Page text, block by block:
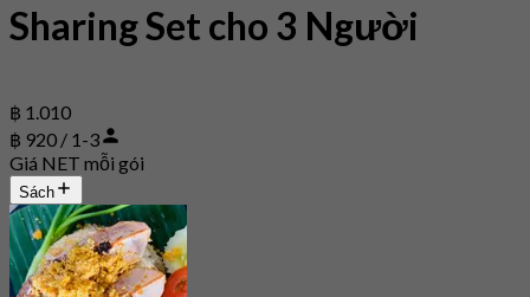
Sharing Set cho 3 Người
฿ 1.010
฿ 920 / 1-3
Giá NET mỗi gói
Sách